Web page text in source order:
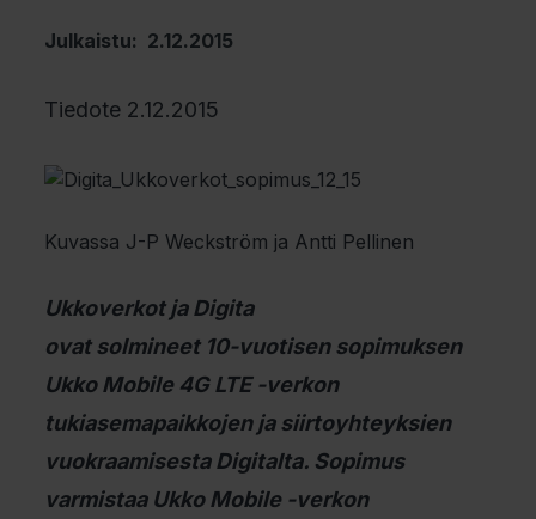
Julkaistu: 2.12.2015
Tiedote 2.12.2015
Kuvassa J-P Weckström ja Antti Pellinen
Ukkoverkot ja Digita
ovat solmineet 10-vuotisen sopimuksen
Ukko Mobile 4G LTE -verkon
tukiasemapaikkojen ja siirtoyhteyksien
vuokraamisesta Digitalta. Sopimus
varmistaa Ukko Mobile -verkon